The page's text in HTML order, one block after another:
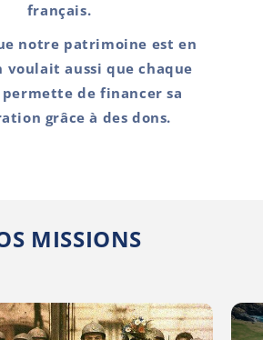
français.
notre patrimoine est en
voulait aussi que chaque
de financer sa
grâce à des dons.
MISSIONS